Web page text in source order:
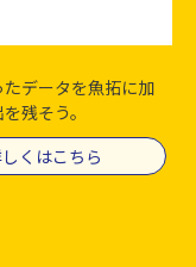
データを魚拓に加
残そう。
くはこちら